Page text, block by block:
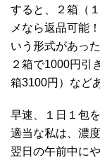
すると、２箱（
メなら返品可能
いう形式があっ
２箱で1000円引
箱3100円）など
早速、１日１包
適当な私は、濃
翌日の午前中に